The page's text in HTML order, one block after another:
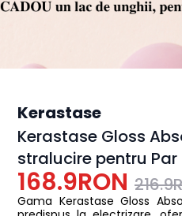
Kerastase
Kerastase Gloss
stralucire pentru Par
168.9RON
Gama Kerastase Gloss